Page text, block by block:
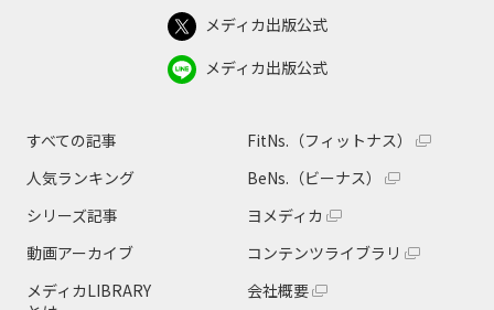
メディカ出版公式
メディカ出版公式
すべての記事
人気ランキング
シリーズ記事
動画アーカイブ
メディカLIBRARY
FitNs.（フィットナス）
BeNs.（ビーナス）
ヨメディカ
コンテンツライブラリ
会社概要